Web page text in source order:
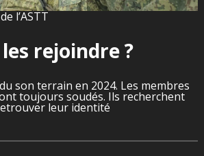
l’ASTT
rejoindre ?
son terrain en 2024. Les membres
toujours soudés. Ils recherchent
leur identité